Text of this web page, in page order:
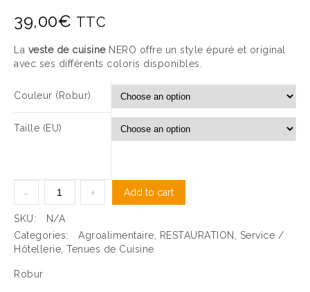
39,00€ TTC
La veste de cuisineNERO offre un style épuré et original
avec ses différents coloris disponibles.
Couleur (Robur)
Taille (EU)
Add to cart
SKU:
N/A
Categories:
Agroalimentaire, RESTAURATION , Service /
Hôtellerie, Tenues de Cuisine
Robur